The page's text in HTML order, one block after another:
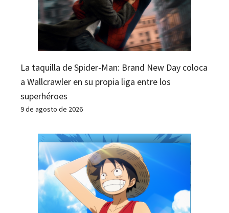
La taquilla de Spider-Man: Brand New Day coloca
a Wallcrawler en su propia liga entre los
superhéroes
9 de agosto de 2026